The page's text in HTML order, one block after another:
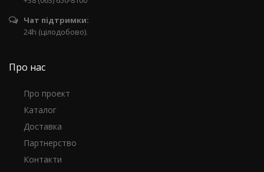
Чат підтримки:
24h (цілодобово).
Про нас
Про проект
Каталог
Доставка
Партнерство
Контакти